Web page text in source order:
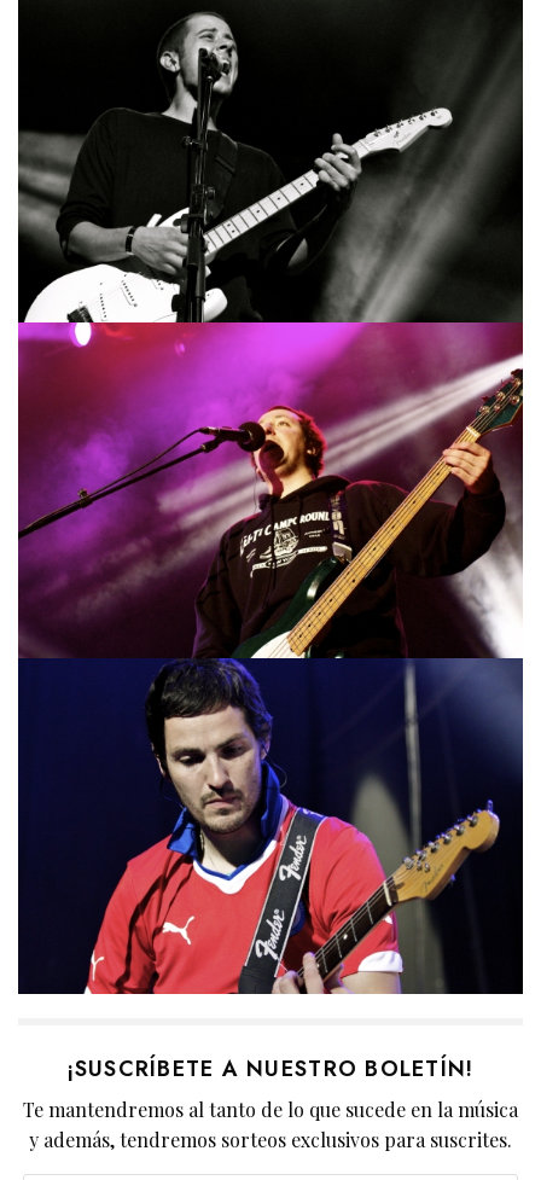
¡SUSCRÍBETE A NUESTRO BOLETÍN!
Te mantendremos al tanto de lo que sucede en la música
y además, tendremos sorteos exclusivos para suscrites.